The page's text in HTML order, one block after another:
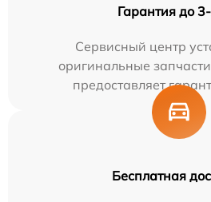
Гарантия до
Сервисный центр
оригинальные
предоставляет
Бесплатная